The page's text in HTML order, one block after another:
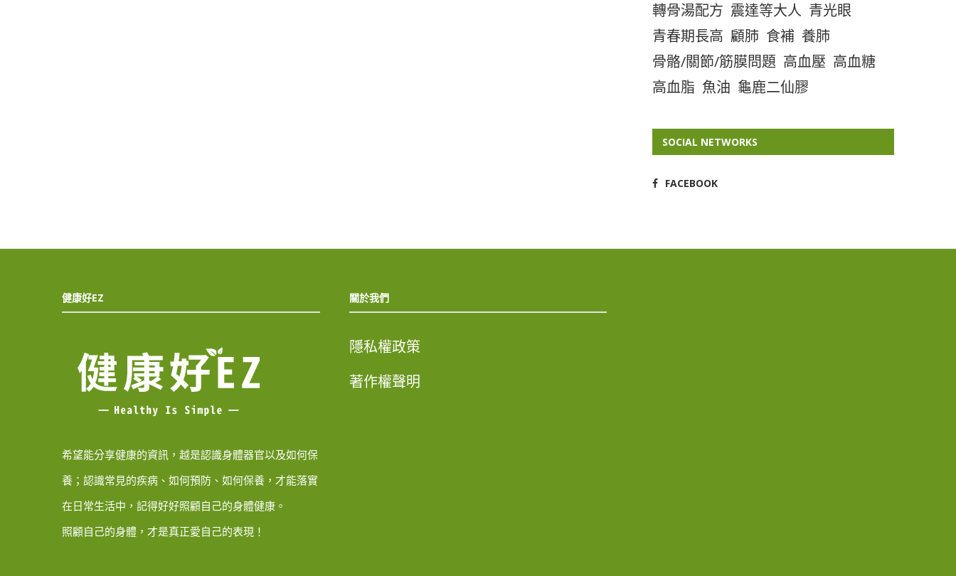
轉骨湯配方 震達等大人 青光眼
青春期長高 顧肺 食補 養肺
骨骼/關節/筋膜問題 高血壓 高血糖
高血脂 魚油 龜鹿二仙膠
SOCIAL NETWORKS
FACEBOOK
健康好EZ
希望能分享健康的資訊，越是認識身體器官以及如何保
養；認識常見的疾病、如何預防、如何保養，才能落實
在日常生活中，記得好好照顧自己的身體健康。
照顧自己的身體，才是真正愛自己的表現！
關於我們
隱私權政策
著作權聲明